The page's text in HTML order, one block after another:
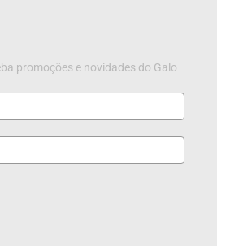
promoções e novidades do Galo